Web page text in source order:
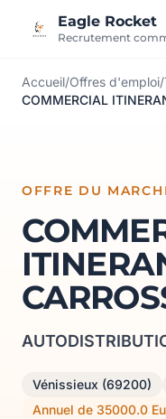
Eagle Rocket
Recrutement
Accueil/Offres d'emploi/
COMMERCIAL
OFFRE DU
Vénissieux (69200)
Annuel de 35000.0